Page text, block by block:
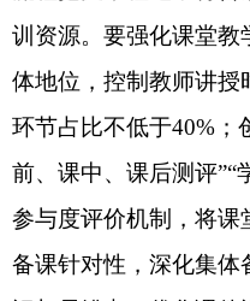
用”向“常用”转变。要推动
建设提质，鼓励教师录制微
运行，实现从外部“输血”向
配齐音体美、劳动教育、心
师，提升教学设备使用效能
量。